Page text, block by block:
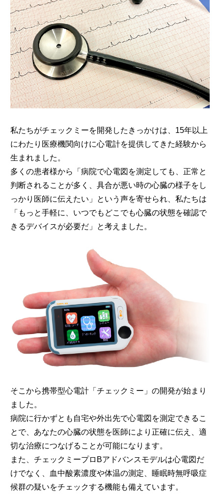
私たちがチェックミーを開発したきっかけは、15年以上
にわたり医療機関向けに心電計を提供してきた経験から
生まれました。
多くの患者様から「病院で心電図を測定しても、正常と
判断されることが多く、具合が悪い時の心臓の様子をし
っかり医師に伝えたい」という声を寄せられ、私たちは
「もっと手軽に、いつでもどこでも心臓の状態を確認で
きるデバイスが必要だ」と考えました。
そこから携帯型心電計「チェックミー」の開発が始まり
ました。
病院に行かずとも自宅や外出先で心電図を測定できるこ
とで、あなたの心臓の状態を医師により正確に伝え、適
切な治療につなげることが可能になります。
また、チェックミープロBアドバンスモデルは心電図だ
けでなく、血中酸素濃度や体温の測定、睡眠時無呼吸症
候群の疑いをチェックする機能も備えています。